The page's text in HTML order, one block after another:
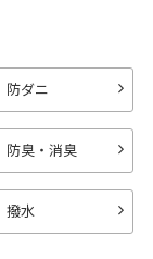
防ダニ
防臭・消臭
撥水